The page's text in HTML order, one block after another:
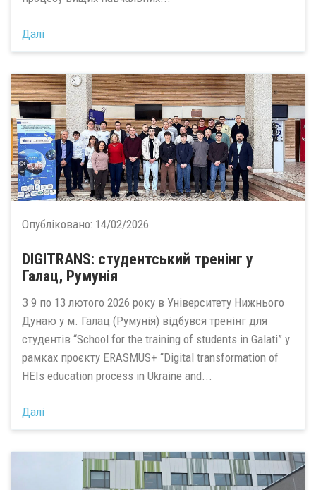
Далі
Опубліковано: 14/02/2026
DIGITRANS: студентський тренінг у
Галац, Румунія
З 9 по 13 лютого 2026 року в Університету Нижнього
Дунаю у м. Галац (Румунія) відбувся тренінг для
студентів “School for the training of students in Galati” у
рамках проєкту ERASMUS+ “Digital transformation of
HEIs education process in Ukraine and...
Далі